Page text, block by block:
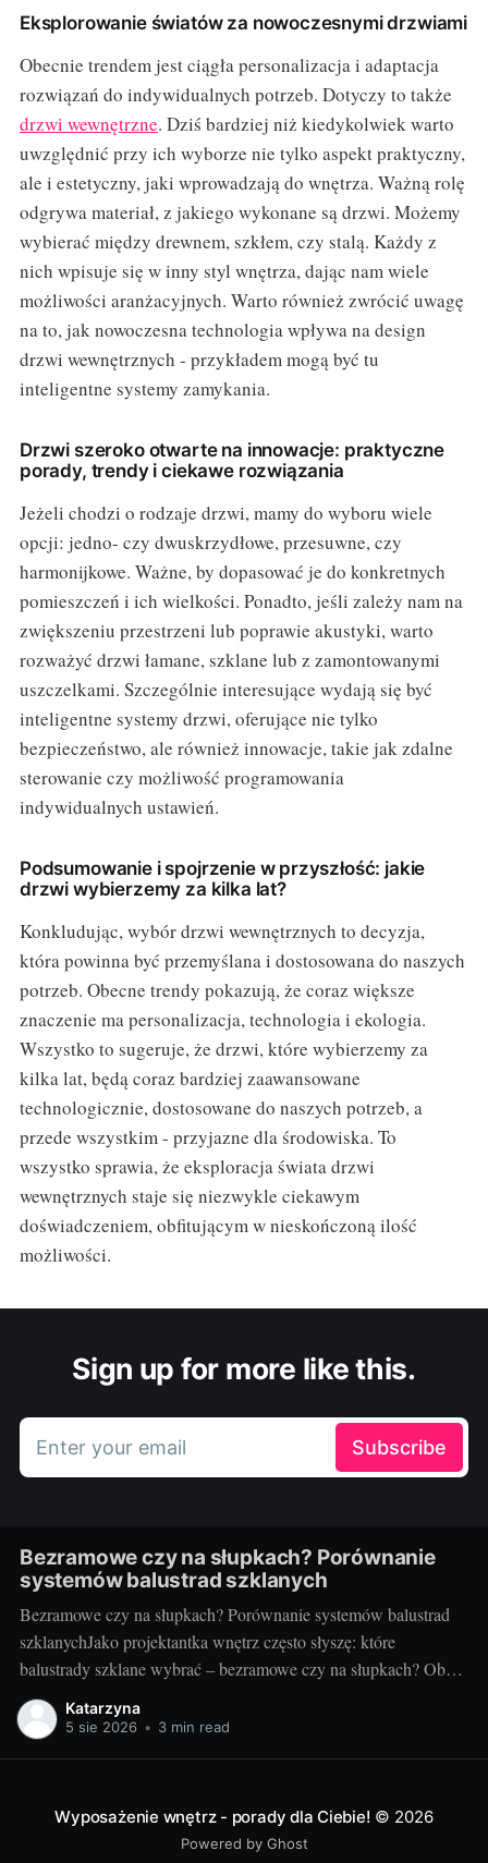
Eksplorowanie światów za nowoczesnymi drzwiami
Obecnie trendem jest ciągła personalizacja i adaptacja
rozwiązań do indywidualnych potrzeb. Dotyczy to także
drzwi wewnętrzne. Dziś bardziej niż kiedykolwiek warto
uwzględnić przy ich wyborze nie tylko aspekt praktyczny,
ale i estetyczny, jaki wprowadzają do wnętrza. Ważną rolę
odgrywa materiał, z jakiego wykonane są drzwi. Możemy
wybierać między drewnem, szkłem, czy stalą. Każdy z
nich wpisuje się w inny styl wnętrza, dając nam wiele
możliwości aranżacyjnych. Warto również zwrócić uwagę
na to, jak nowoczesna technologia wpływa na design
drzwi wewnętrznych - przykładem mogą być tu
inteligentne systemy zamykania.
Drzwi szeroko otwarte na innowacje: praktyczne
porady, trendy i ciekawe rozwiązania
Jeżeli chodzi o rodzaje drzwi, mamy do wyboru wiele
opcji: jedno- czy dwuskrzydłowe, przesuwne, czy
harmonijkowe. Ważne, by dopasować je do konkretnych
pomieszczeń i ich wielkości. Ponadto, jeśli zależy nam na
zwiększeniu przestrzeni lub poprawie akustyki, warto
rozważyć drzwi łamane, szklane lub z zamontowanymi
uszczelkami. Szczególnie interesujące wydają się być
inteligentne systemy drzwi, oferujące nie tylko
bezpieczeństwo, ale również innowacje, takie jak zdalne
sterowanie czy możliwość programowania
indywidualnych ustawień.
Podsumowanie i spojrzenie w przyszłość: jakie
drzwi wybierzemy za kilka lat?
Konkludując, wybór drzwi wewnętrznych to decyzja,
która powinna być przemyślana i dostosowana do naszych
potrzeb. Obecne trendy pokazują, że coraz większe
znaczenie ma personalizacja, technologia i ekologia.
Wszystko to sugeruje, że drzwi, które wybierzemy za
kilka lat, będą coraz bardziej zaawansowane
technologicznie, dostosowane do naszych potrzeb, a
przede wszystkim - przyjazne dla środowiska. To
wszystko sprawia, że eksploracja świata drzwi
wewnętrznych staje się niezwykle ciekawym
doświadczeniem, obfitującym w nieskończoną ilość
możliwości.
Sign up for more like this.
Enter your email Subscribe
Bezramowe czy na słupkach? Porównanie
systemów balustrad szklanych
Bezramowe czy na słupkach? Porównanie systemów balustrad
szklanychJako projektantka wnętrz często słyszę: które
balustrady szklane wybrać – bezramowe czy na słupkach? Oba
systemy potrafią wyglądać zjawiskowo i podnieść wartość
nieruchomości, ale różnią się konstrukcją, montażem i
Katarzyna
5 sie 2026 • 3 min read
Wyposażenie wnętrz - porady dla Ciebie! © 2026
Powered by Ghost